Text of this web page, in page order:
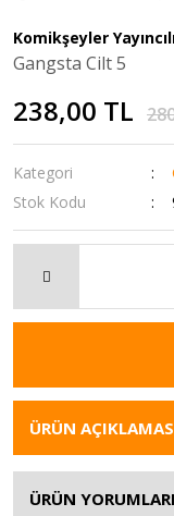
Komikşeyler
Gangsta Cilt 5
238,00 TL
Kategori
Stok Kodu
ÜRÜN
ÜRÜN YORUMLARI